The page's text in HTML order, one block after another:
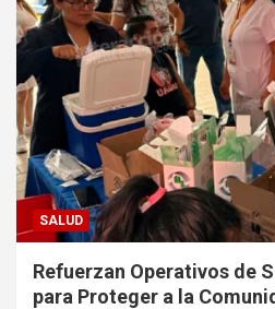
SALUD
Refuerzan Operativos de
para Proteger a la